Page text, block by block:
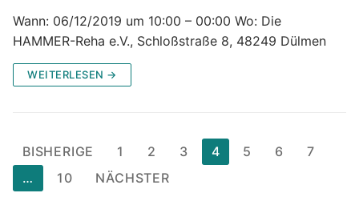
Wann: 06/12/2019 um 10:00 – 00:00 Wo: Die
HAMMER-Reha e.V., Schloßstraße 8, 48249 Dülmen
WEITERLESEN →
BISHERIGE 1 2 3 4 5 6
7
…
10 NÄCHSTER